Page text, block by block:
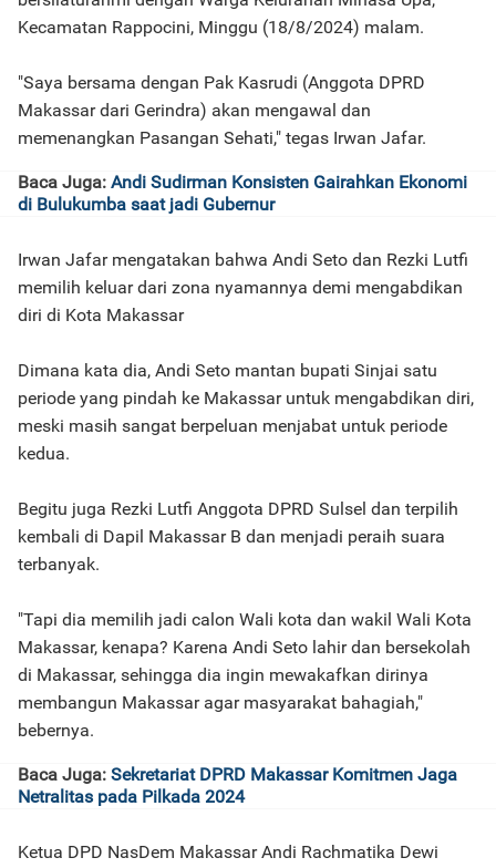
Kecamatan Rappocini, Minggu (18/8/2024) malam.
"Saya bersama dengan Pak Kasrudi (Anggota DPRD
Makassar dari Gerindra) akan mengawal dan
memenangkan Pasangan Sehati," tegas Irwan Jafar.
Baca Juga: Andi Sudirman Konsisten Gairahkan Ekonomi
di Bulukumba saat jadi Gubernur
Irwan Jafar mengatakan bahwa Andi Seto dan Rezki Lutfi
memilih keluar dari zona nyamannya demi mengabdikan
diri di Kota Makassar
Dimana kata dia, Andi Seto mantan bupati Sinjai satu
periode yang pindah ke Makassar untuk mengabdikan diri,
meski masih sangat berpeluan menjabat untuk periode
kedua.
Begitu juga Rezki Lutfi Anggota DPRD Sulsel dan terpilih
kembali di Dapil Makassar B dan menjadi peraih suara
terbanyak.
"Tapi dia memilih jadi calon Wali kota dan wakil Wali Kota
Makassar, kenapa? Karena Andi Seto lahir dan bersekolah
di Makassar, sehingga dia ingin mewakafkan dirinya
membangun Makassar agar masyarakat bahagiah,"
bebernya.
Baca Juga: Sekretariat DPRD Makassar Komitmen Jaga
Netralitas pada Pilkada 2024
Ketua DPD NasDem Makassar Andi Rachmatika Dewi